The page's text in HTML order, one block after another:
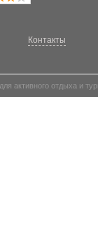
Контакты
активного отдыха и